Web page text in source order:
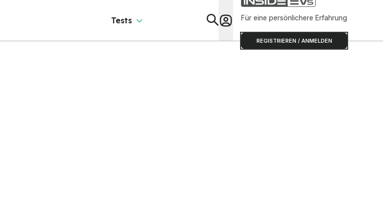
Tests Für eine persönlichere Erfahrung
REGISTRIEREN / ANMELDEN